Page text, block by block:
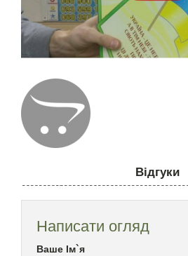
Відгуки
Написати огляд
Ваше Ім`я